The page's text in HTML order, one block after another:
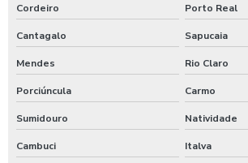
Lavagem de máquinas agrícolas
Lavagem de máquinas pesadas
Lavagem self service carros
Cordeiro Porto Real
Cantagalo Sapucaia
Mendes Rio Claro
Porciúncula Carmo
Sumidouro Natividade
Cambuci Italva